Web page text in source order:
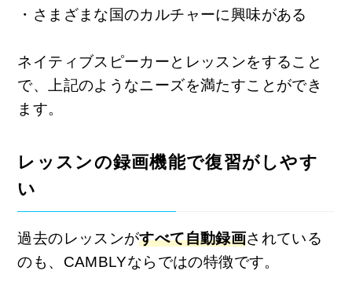
・さまざまな国のカルチャーに興味がある
ネイティブスピーカーとレッスンをすること
で、上記のようなニーズを満たすことができ
ます。
レッスンの録画機能で復習がしやす
い
過去のレッスンがすべて自動録画されている
のも、CAMBLYならではの特徴です。